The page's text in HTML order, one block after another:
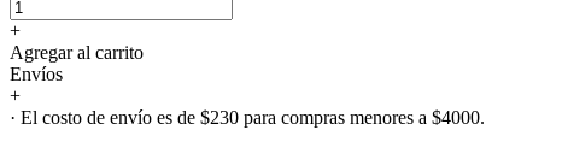
+
Agregar al carrito
Envíos
+
· El costo de envío es de $230 para compras menores a $4000.